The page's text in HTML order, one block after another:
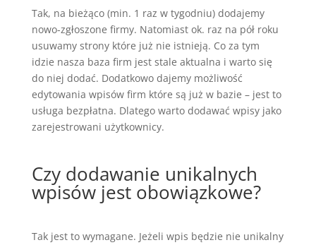
Tak, na bieżąco (min. 1 raz w tygodniu) dodajemy
nowo-zgłoszone firmy. Natomiast ok. raz na pół roku
usuwamy strony które już nie istnieją. Co za tym
idzie nasza baza firm jest stale aktualna i warto się
do niej dodać. Dodatkowo dajemy możliwość
edytowania wpisów firm które są już w bazie – jest to
usługa bezpłatna. Dlatego warto dodawać wpisy jako
zarejestrowani użytkownicy.
Czy dodawanie unikalnych
wpisów jest obowiązkowe?
Tak jest to wymagane. Jeżeli wpis będzie nie unikalny